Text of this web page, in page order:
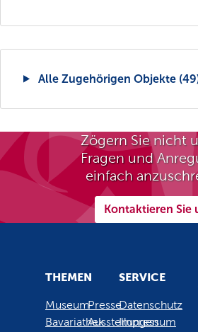
Alle Zugehörigen Objekte
Zögern Sie nicht
Fragen und
einfach
Kontaktieren Sie
THEMEN
Museum
Bavariathek
Presse
Ausstellungen
SERVICE
Datenschutz
Impressum